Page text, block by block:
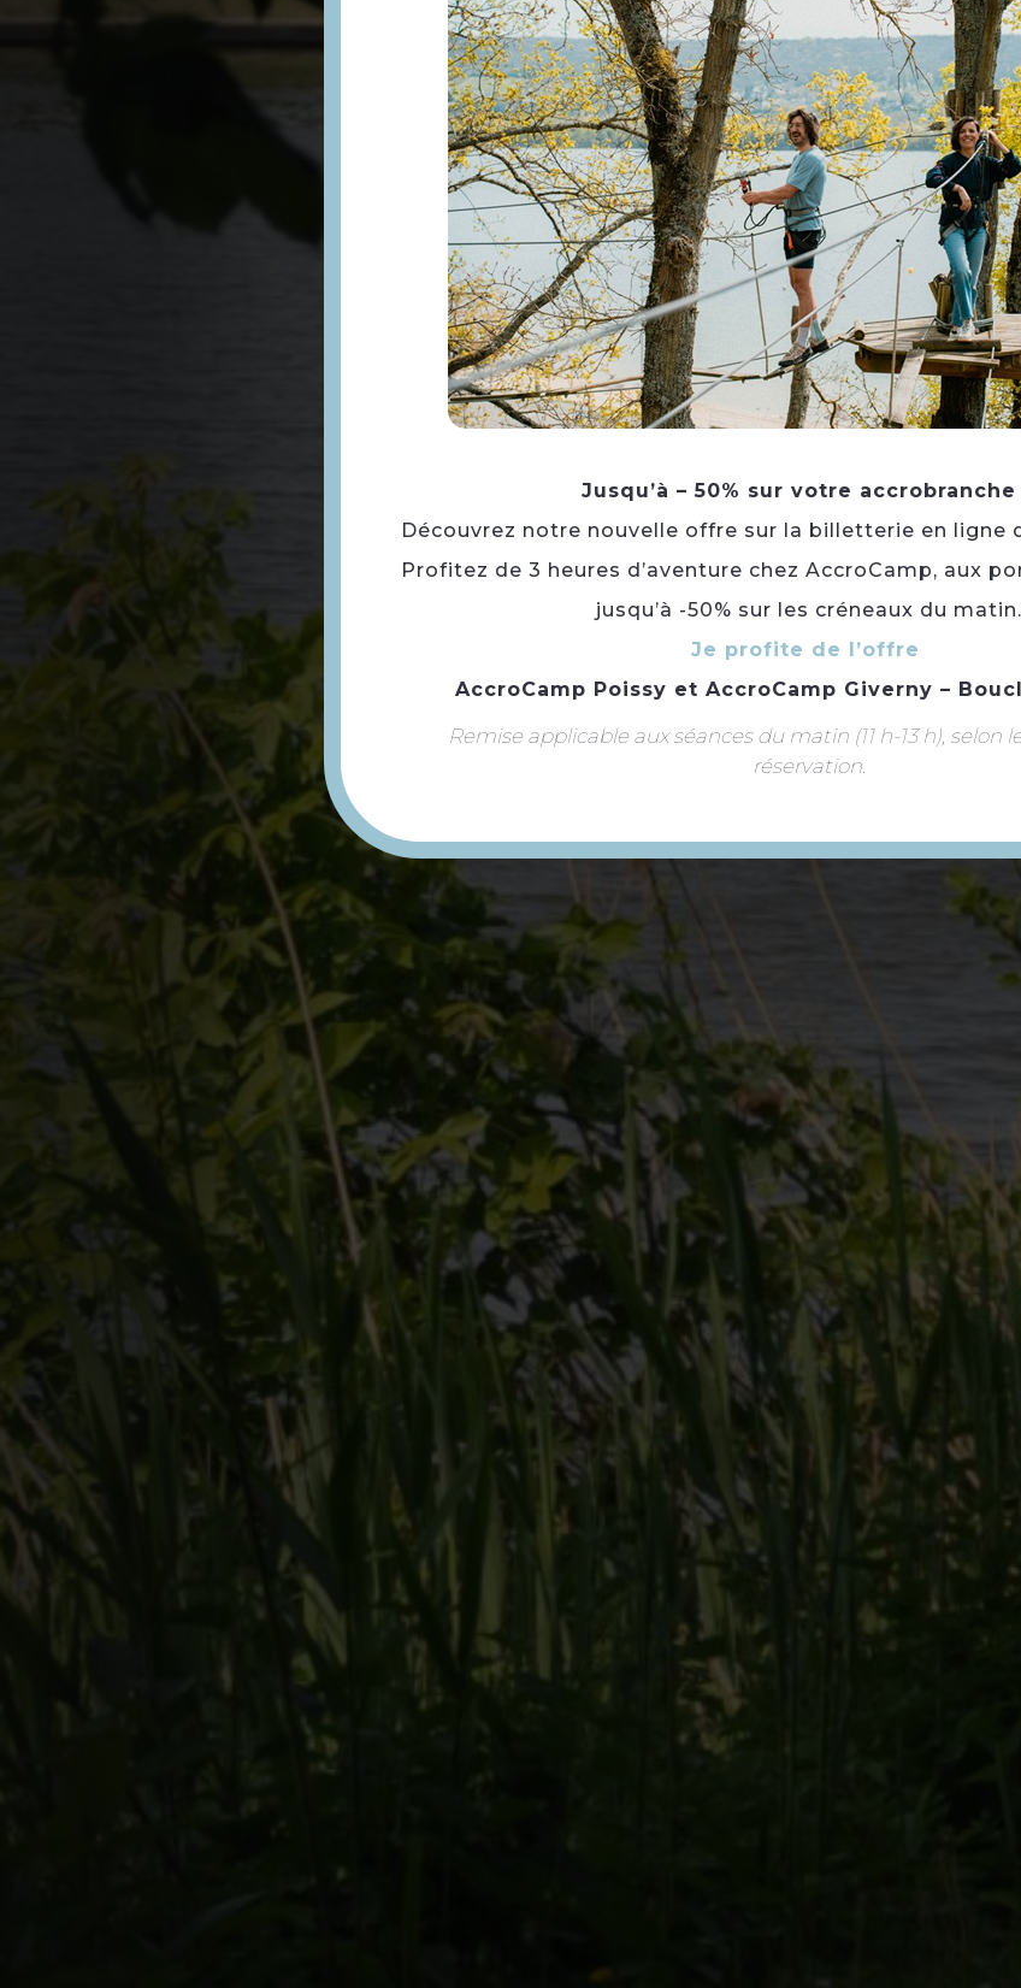
Jusqu’à – 50% sur votre accrobranche
Découvrez notre nouvelle offre sur la billetterie en ligne
Profitez de 3 heures d’aventure chez AccroCamp, aux
jusqu’à -50% sur les créneaux du matin.
Je profite de l’offre
AccroCamp Poissy et AccroCamp Giverny –
Remise applicable aux séances du matin (11 h-13 h), selon
réservation.